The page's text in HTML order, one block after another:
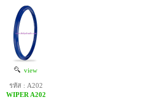
view
รหัส : A202
WIPER A202